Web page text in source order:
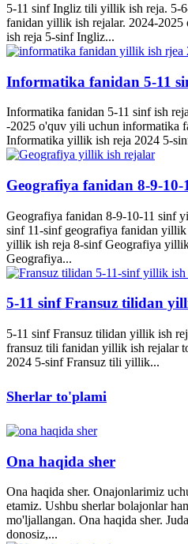
5-11 sinf Ingliz tili yillik ish reja. 5-
fanidan yillik ish rejalar. 2024-
ish reja 5-sinf Ingliz...
Informatika fanidan 5-11
Informatika fanidan 5-11 sinf ish
-2025 o'quv yili uchun informatika
Informatika yillik ish reja 2024 5-
Geografiya fanidan 8-9-
Geografiya fanidan 8-9-10-11 sinf
sinf 11-sinf geografiya fanidan
yillik ish reja 8-sinf Geografiya
Geografiya...
5-11 sinf Fransuz tilidan
5-11 sinf Fransuz tilidan yillik ish
fransuz tili fanidan yillik ish rejalar
2024 5-sinf Fransuz tili yillik...
Sherlar to'plami
Ona haqida sher
Ona haqida sher. Onajonlarimiz
etamiz. Ushbu sherlar bolajonlar
mo'ljallangan. Ona haqida sher.
donosiz,...